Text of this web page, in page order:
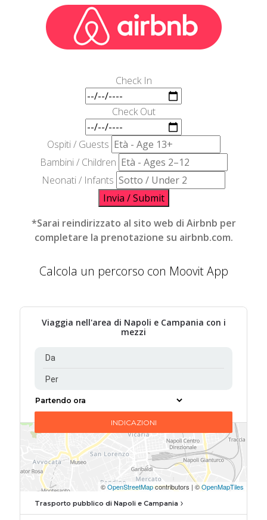
Check In
Check Out
Ospiti / Guests
Bambini / Children
Neonati / Infants
Invia / Submit
*Sarai reindirizzato al sito web di Airbnb per
completare la prenotazione su airbnb.com.
Calcola un percorso con Moovit App
Viaggia nell'area di Napoli e Campania con i
mezzi
Trasporto pubblico di Napoli e Campania